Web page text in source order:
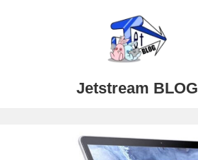
Jetstream BLOG